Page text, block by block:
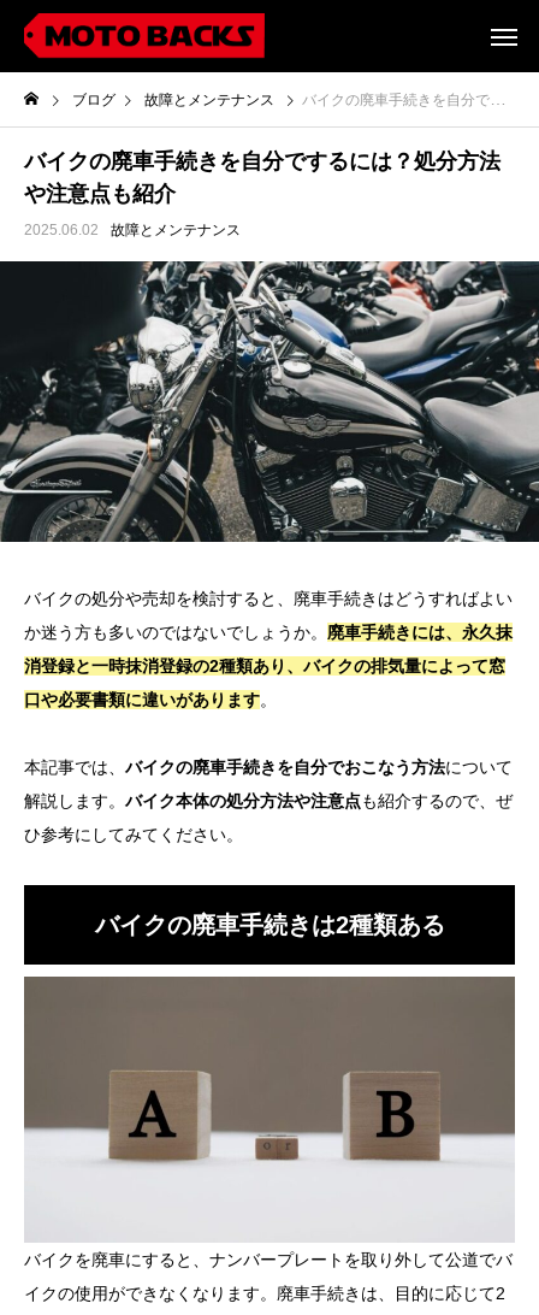
ブログ 故障とメンテナンス バイクの廃車手続きを自分でするには？処分方法や注意点も紹介
バイクの廃車手続きを自分でするには？処分方法
や注意点も紹介
2025.06.02 故障とメンテナンス
バイクの処分や売却を検討すると、廃車手続きはどうすればよい
か迷う方も多いのではないでしょうか。 廃車手続きには、永久抹
消登録と一時抹消登録の2種類あり、バイクの排気量によって窓
口や必要書類に違いがあります。
本記事では、 バイクの廃車手続きを自分でおこなう方法について
解説します。 バイク本体の処分方法や注意点も紹介するので、ぜ
ひ参考にしてみてください。
バイクの廃車手続きは2種類ある
バイクを廃車にすると、ナンバープレートを取り外して公道でバ
イクの使用ができなくなります。廃車手続きは、目的に応じて2